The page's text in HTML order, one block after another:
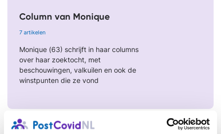
Column van Monique
7 artikelen
Monique (63) schrijft in haar columns
over haar zoektocht, met
beschouwingen, valkuilen en ook de
winstpunten die ze vond